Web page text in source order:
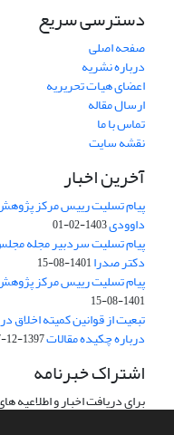
دسترسی سریع
صفحه اصلی
درباره نشریه
اعضای هیات تحریریه
ارسال مقاله
تماس با ما
نقشه سایت
آخرین اخبار
پیام تسلیت رییس مرکز
داوودی1403-02-01
پیام تسلیت سردبیر مجله
دکتر صدرا1401-08-15
پیام تسلیت رییس مرکز
1401-08-15
تبعیت از قوانین کمیته اخلاق
درباره چکیده مقالات1397-12-27
اشتراک خبرنامه
برای دریافت اخبار و